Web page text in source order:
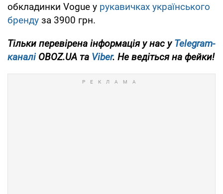
обкладинки Vogue у рукавичках українського
бренду за 3900 грн.
Тільки перевірена інформація у нас уTelegram-
каналіOBOZ.UA та Viber. Не ведіться на фейки!